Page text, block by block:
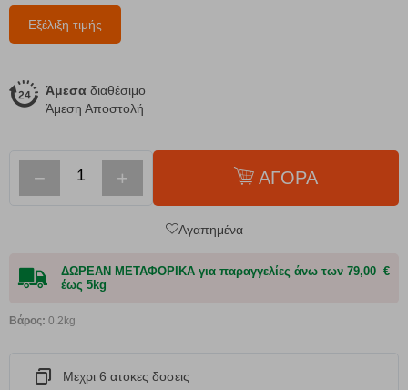
Εξέλιξη τιμής
Άμεσα διαθέσιμο
Άμεση Αποστολή
− + ΑΓΟΡΑ
Αγαπημένα
ΔΩΡΕΑΝ ΜΕΤΑΦΟΡΙΚΑ για παραγγελίες άνω των 79,00 €
έως 5kg
Βάρος: 0.2kg
Μεχρι 6 ατοκες δοσεις